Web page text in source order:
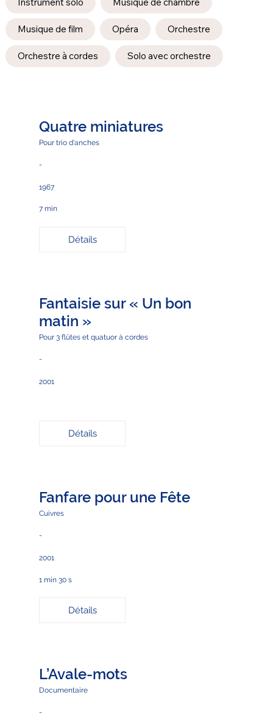
Quatre miniatures
Pour trio d'anches
-
1967
7 min
Détails
Fantaisie sur « Un bon
matin »
Pour 3 flûtes et quatuor à cordes
-
2001
Détails
Fanfare pour une Fête
Cuivres
-
2001
1 min 30 s
Détails
L’Avale-mots
Documentaire
-
Musique de film Opéra Orchestre
Orchestre à cordes Solo avec orchestre